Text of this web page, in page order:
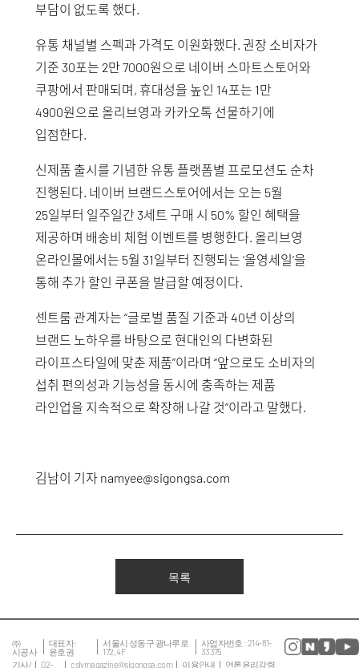
부담이 없도록 했다.
유통 채널별 스펙과 가격도 이원화했다. 권장 소비자가
기준 30포는 2만 7000원으로 네이버 스마트스토어와
쿠팡에서 판매되며, 휴대성을 높인 14포는 1만
4900원으로 올리브영과 카카오톡 선물하기에
입점한다.
신제품 출시를 기념한 유통 플랫폼별 프로모션도 순차
진행된다. 네이버 브랜드스토어에서는 오는 5월
25일부터 일주일간 3세트 구매 시 50% 할인 혜택을
제공하며 배송비 체험 이벤트를 병행한다. 올리브영
온라인몰에서는 5월 31일부터 진행되는 ‘올영세일’을
통해 추가 할인 쿠폰을 발급할 예정이다.
센트룸 관계자는 “글로벌 품질 기준과 40년 이상의
브랜드 노하우를 바탕으로 현대인의 다변화된
라이프스타일에 맞춘 제품”이라며 “앞으로도 소비자의
섭취 편의성과 기능성을 동시에 충족하는 제품
라인업을 지속적으로 확장해 나갈 것”이라고 말했다.
김남이 기자 namyee@sigongsa.com
목록
㈜
시공사
대표자 :
윤호권
서울시 성동구 광나루로
172, 4F
사업자번호 : 214-81-
33375
기사/
02-
cslvmagazine@sigongsa.com 이용안내 언론윤리강령